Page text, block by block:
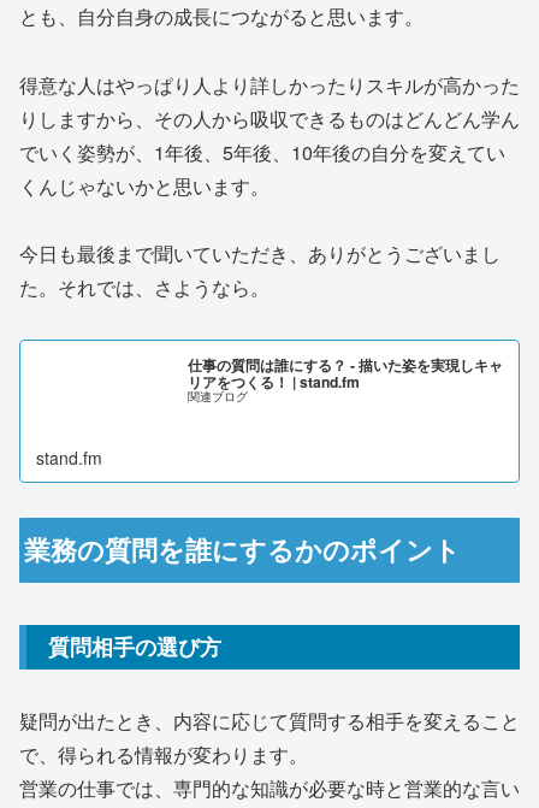
とも、自分自身の成長につながると思います。
得意な人はやっぱり人より詳しかったりスキルが高かった
りしますから、その人から吸収できるものはどんどん学ん
でいく姿勢が、1年後、5年後、10年後の自分を変えてい
くんじゃないかと思います。
今日も最後まで聞いていただき、ありがとうございまし
た。それでは、さようなら。
仕事の質問は誰にする？ - 描いた姿を実現しキャ
リアをつくる！ | stand.fm
関連ブログ
stand.fm
業務の質問を誰にするかのポイント
質問相手の選び方
疑問が出たとき、内容に応じて質問する相手を変えること
で、得られる情報が変わります。
営業の仕事では、専門的な知識が必要な時と営業的な言い